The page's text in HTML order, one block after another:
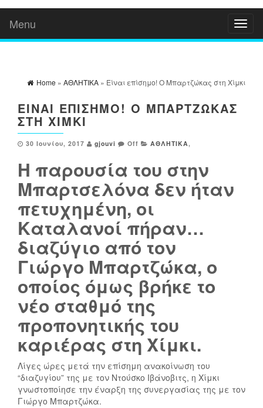
Menu
Home » ΑΘΛΗΤΙΚΑ » Είναι επίσημο! Ο Μπαρτζώκας στη Χίμκι
ΕΊΝΑΙ ΕΠΊΣΗΜΟ! Ο ΜΠΑΡΤΖΏΚΑΣ
ΣΤΗ ΧΊΜΚΙ
30 Ιουνίου, 2017 gjouvi Off ΑΘΛΗΤΙΚΑ,
Η παρουσία του στην
Μπαρτσελόνα δεν ήταν
πετυχημένη, οι
Καταλανοί πήραν…
διαζύγιο από τον
Γιώργο Μπαρτζώκα, ο
οποίος όμως βρήκε το
νέο σταθμό της
προπονητικής του
καριέρας στη Χίμκι.
Λίγες ώρες μετά την επίσημη ανακοίνωση του
“διαζυγίου” της με τον Ντούσκο Ιβάνοβιτς, η Χίμκι
γνωστοποίησε την έναρξη της συνεργασίας της με τον
Γιώργο Μπαρτζώκα.
Β
Α
Ε
Υ
Η
Κ
Κ
Α
Ι
Α
Π
Ο
Θ
Ε
Ω
Θ
Η
Ο
Λ
Υ
Μ
Π
Α
Κ
Ό
Σ
: